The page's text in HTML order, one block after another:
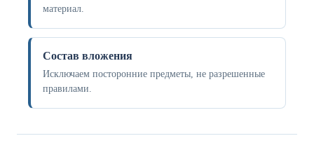
материал.
Состав вложения
Исключаем посторонние предметы, не разрешенные
правилами.